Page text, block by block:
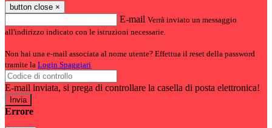
button close ×
E-mail Verrà inviato un messaggio
all'indirizzo indicato con le istruzioni necessarie.
Non hai una e-mail associata al nome utente? Effettua il reset della password
tramite la Login Spaggiari
E-mail inviata, si prega di controllare la casella di posta elettronica!
Errore